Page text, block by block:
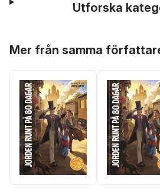
Utforska
Mer från samma